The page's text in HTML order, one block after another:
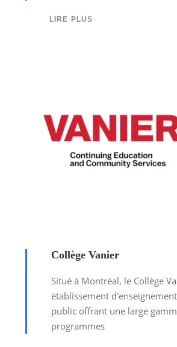
LIRE PLUS
Collège Vanier
Situé à Montréal, le Collège
établissement
public offrant une large
programmes